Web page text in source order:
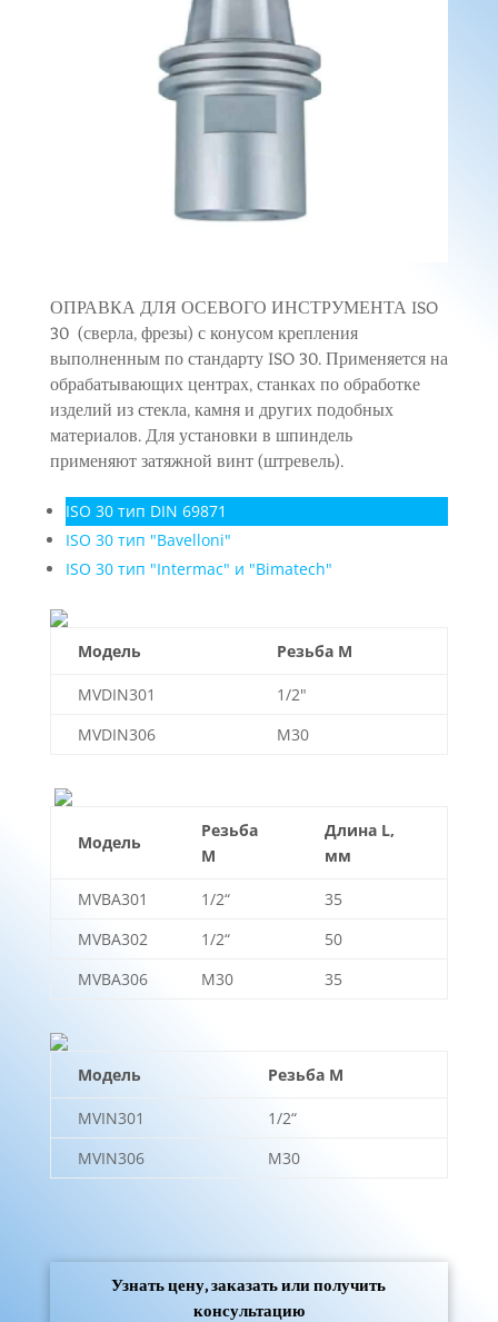
ОПРАВКА ДЛЯ ОСЕВОГО ИНСТРУМЕНТА ISO
30 (сверла, фрезы) с конусом крепления
выполненным по стандарту ISO 30. Применяется на
обрабатывающих центрах, станках по обработке
изделий из стекла, камня и других подобных
материалов. Для установки в шпиндель
применяют затяжной винт (штревель).
ISO 30 тип DIN 69871
ISO 30 тип "Bavelloni"
ISO 30 тип "Intermac" и "Bimatech"
Модель Резьба М
MVDIN301
1/2"
MVDIN306
M30
Модель
Резьба
М
Длина L,
мм
MVBA301 1/2“
35
MVBA302
1/2“
50
MVBA306
М30 35
Модель Резьба М
MVIN301
1/2“
MVIN306
М30
Узнать цену, заказать или получить
консультацию